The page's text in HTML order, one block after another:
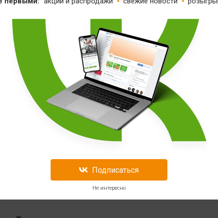
Е - мощный антиоксидант, он стабилизирует пульс и
в растительных маслах: оливковом, соевом,
рыбе, орехах, бобовых и молочных продуктах.
3 полиненасыщенных жирных кислот, в которую входят
Они способствуют общему укреплению мышечной ткани и
F можно в жирных сортах рыбы, оливковом масле и
сосудов упругими и прочными, а также замедляет
- это защита сердца от перегрузок и стрессов. В большом
Подписаться
Не интересно